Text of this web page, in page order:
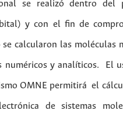
se realizó dentro del
y con el fin de
calcularon las moléculas
numéricos y analíticos. El
OMNE permitirá el
de sistemas